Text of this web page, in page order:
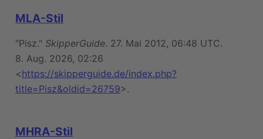
MLA-Stil
"Pisz." SkipperGuide. 27. Mai 2012, 06:48 UTC.
8. Aug. 2026, 02:26
<https://skipperguide.de/index.php?
title=Pisz&oldid=26759>.
MHRA-Stil